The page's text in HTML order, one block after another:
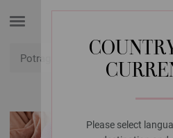
Please select